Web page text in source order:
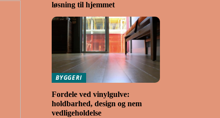
løsning til hjemmet
BYGGERI
Fordele ved vinylgulve:
holdbarhed, design og nem
vedligeholdelse